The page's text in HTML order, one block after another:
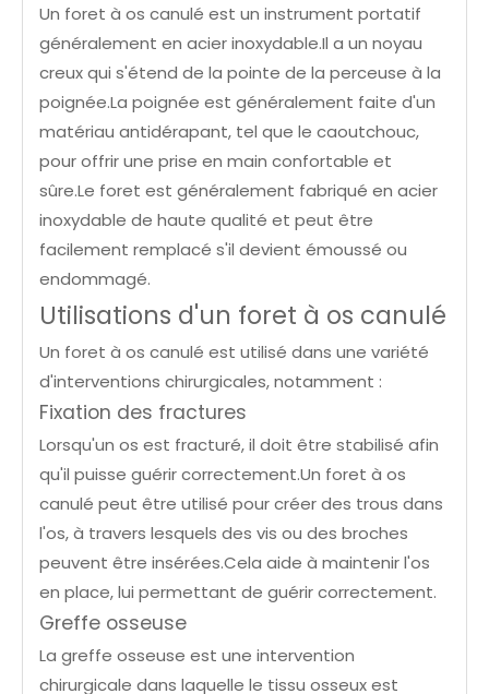
Un foret à os canulé est un instrument portatif
généralement en acier inoxydable.Il a un noyau
creux qui s'étend de la pointe de la perceuse à la
poignée.La poignée est généralement faite d'un
matériau antidérapant, tel que le caoutchouc,
pour offrir une prise en main confortable et
sûre.Le foret est généralement fabriqué en acier
inoxydable de haute qualité et peut être
facilement remplacé s'il devient émoussé ou
endommagé.
Utilisations d'un foret à os canulé
Un foret à os canulé est utilisé dans une variété
d'interventions chirurgicales, notamment :
Fixation des fractures
Lorsqu'un os est fracturé, il doit être stabilisé afin
qu'il puisse guérir correctement.Un foret à os
canulé peut être utilisé pour créer des trous dans
l'os, à travers lesquels des vis ou des broches
peuvent être insérées.Cela aide à maintenir l'os
en place, lui permettant de guérir correctement.
Greffe osseuse
La greffe osseuse est une intervention
chirurgicale dans laquelle le tissu osseux est